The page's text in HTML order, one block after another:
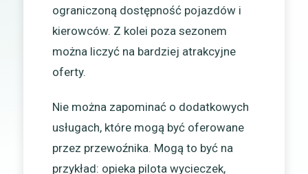
ograniczoną dostępność pojazdów i
kierowców. Z kolei poza sezonem
można liczyć na bardziej atrakcyjne
oferty.
Nie można zapominać o dodatkowych
usługach, które mogą być oferowane
przez przewoźnika. Mogą to być na
przykład: opieka pilota wycieczek,